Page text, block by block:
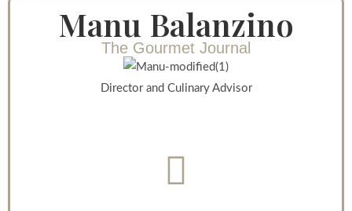
Manu Balanzino
The Gourmet Journal
Director and Culinary Advisor